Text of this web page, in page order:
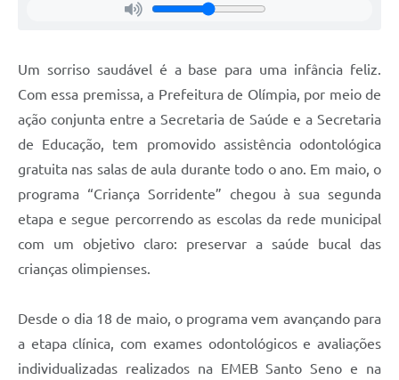
Um sorriso saudável é a base para uma infância feliz.
Com essa premissa, a Prefeitura de Olímpia, por meio de
ação conjunta entre a Secretaria de Saúde e a Secretaria
de Educação, tem promovido assistência odontológica
gratuita nas salas de aula durante todo o ano. Em maio, o
programa “Criança Sorridente” chegou à sua segunda
etapa e segue percorrendo as escolas da rede municipal
com um objetivo claro: preservar a saúde bucal das
crianças olimpienses.
Desde o dia 18 de maio, o programa vem avançando para
a etapa clínica, com exames odontológicos e avaliações
individualizadas realizados na EMEB Santo Seno e na